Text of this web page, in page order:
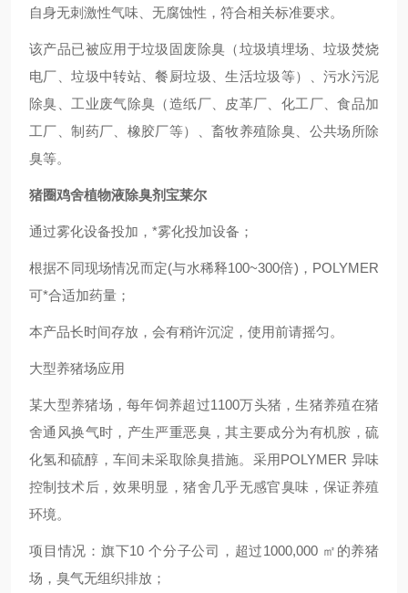
自身无刺激性气味、无腐蚀性，符合相关标准要求。
该产品已被应用于垃圾固废除臭（垃圾填埋场、垃圾焚烧
电厂、垃圾中转站、餐厨垃圾、生活垃圾等）、污水污泥
除臭、工业废气除臭（造纸厂、皮革厂、化工厂、食品加
工厂、制药厂、橡胶厂等）、畜牧养殖除臭、公共场所除
臭等。
猪圈鸡舍植物液除臭剂宝莱尔
通过雾化设备投加，*雾化投加设备；
根据不同现场情况而定(与水稀释100~300倍)，POLYMER
可*合适加药量；
本产品长时间存放，会有稍许沉淀，使用前请摇匀。
大型养猪场应用
某大型养猪场，每年饲养超过1100万头猪，生猪养殖在猪
舍通风换气时，产生严重恶臭，其主要成分为有机胺，硫
化氢和硫醇，车间未采取除臭措施。采用POLYMER 异味
控制技术后，效果明显，猪舍几乎无感官臭味，保证养殖
环境。
项目情况：旗下10 个分子公司，超过1000,000 ㎡的养猪
场，臭气无组织排放；